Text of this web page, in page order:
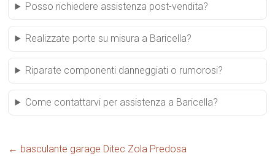
Posso richiedere assistenza post-vendita?
Realizzate porte su misura a Baricella?
Riparate componenti danneggiati o rumorosi?
Come contattarvi per assistenza a Baricella?
← basculante garage Ditec Zola Predosa